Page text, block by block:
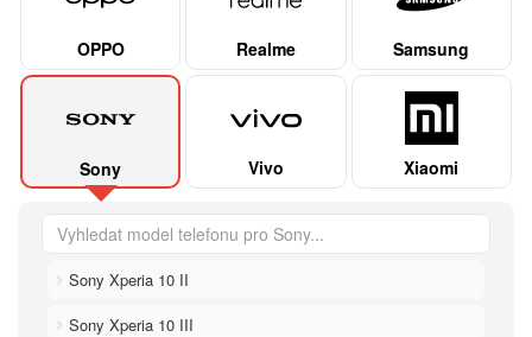
OPPO Realme Samsung
Sony Vivo Xiaomi
Sony Xperia 10 II
Sony Xperia 10 III